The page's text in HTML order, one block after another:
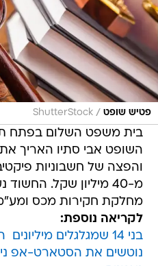
פטיש שופט /
ShutterStock
בית משפט השלום בפתח
השופט אבי סתיו האריך
והפצה של חשבוניות
מ-40 מיליון שקל.
מחלקת חקירות מכס
לקריאה נוספת:
בני 14 שמגלגלים מיליונים  הדור הצעיר של הסטארט
נוטשים את הסטארט-אפ